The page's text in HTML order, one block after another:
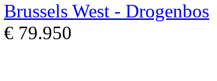
Brussels West - Drogenbos
€ 79.950